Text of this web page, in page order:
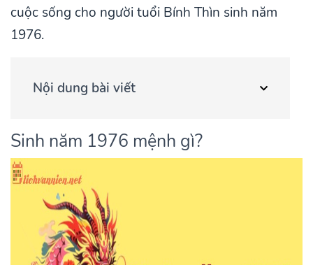
cuộc sống cho người tuổi Bính Thìn sinh năm
1976.
Nội dung bài viết
Sinh năm 1976 mệnh gì?